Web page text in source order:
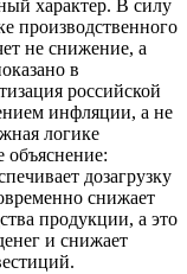
характер. В силу
производственного
не снижение, а
в
российской
инфляции, а не
логике
объяснение:
дозагрузку
снижает
продукции, а это
и снижает